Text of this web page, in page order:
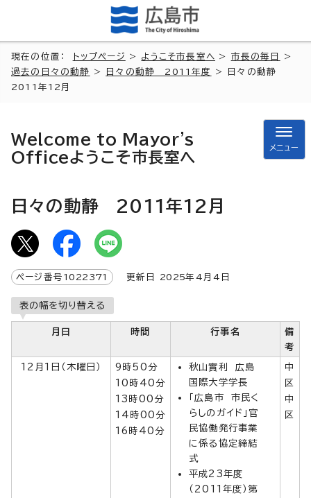
現在の位置： トップページ > ようこそ市長室へ > 市長の毎日
>
過去の日々の動静
> 日々の動静 2011年度
> 日々の動静
2011年12月
Welcome to Mayor's
Officeようこそ市長室へ
メニュー
日々の動静 2011年12月
ページ番号 1022371 更新日 2025年4月4日
表の幅を切り替える
月日 時間 行事名
備
考
12月1日（木曜日）
9時50分
10時40分
13時00分
14時00分
16時40分
秋山實利 広島
国際大学学長
「広島市 市民く
らしのガイド」官
民協働発行事業
に係る協定締結
式
平成23年度
（2011年度）第
中
区
中
区